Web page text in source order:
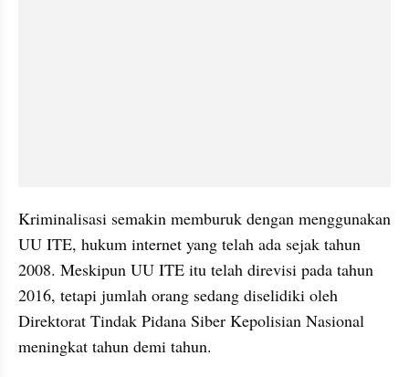
Kriminalisasi semakin memburuk dengan menggunakan
UU ITE, hukum internet yang telah ada sejak tahun
2008. Meskipun UU ITE itu telah direvisi pada tahun
2016, tetapi jumlah orang sedang diselidiki oleh
Direktorat Tindak Pidana Siber Kepolisian Nasional
meningkat tahun demi tahun.